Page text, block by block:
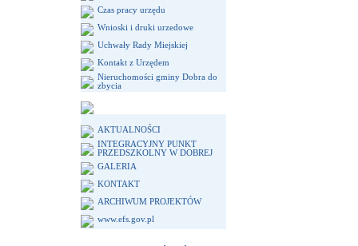
Czas pracy urzędu
Wnioski i druki urzedowe
Uchwały Rady Miejskiej
Kontakt z Urzędem
Nieruchomości gminy Dobra do
zbycia
AKTUALNOŚCI
INTEGRACYJNY PUNKT
PRZEDSZKOLNY W DOBREJ
GALERIA
KONTAKT
ARCHIWUM PROJEKTÓW
www.efs.gov.pl